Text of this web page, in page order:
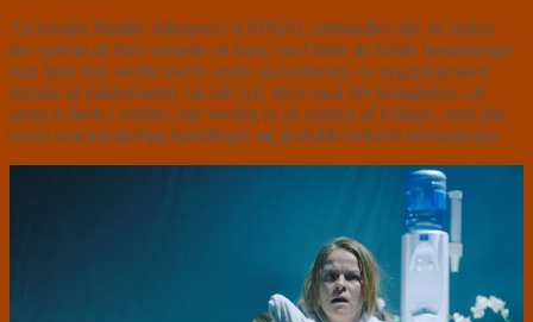
Alexandra Moltke Johansens ANIMAL omhandler alle de tanker
der opstod da hun ventede sit barn, med både de hårde beslutninger
hun følte hun skulle træffe under graviditeten, da sygeplejersken
fortalte at nakkefolden var lidt tyk, men også det komplekse i at
sætte et barn i verden, når verden er på randen af kollaps, med alle
vores umenneskelige handlinger og grufuldt forkerte beslutninger.